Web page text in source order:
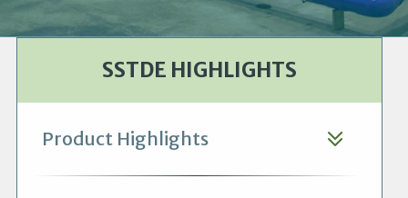
SSTDE HIGHLIGHTS
Product Highlights